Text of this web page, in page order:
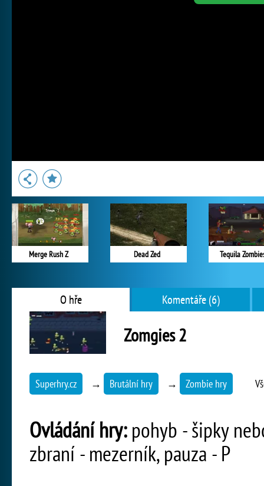
Merge Rush Z Dead Zed Tequila
O hře Komentáře (6)
Zomgies 2
Superhry.cz → Brutální hry → Zombie hry
Ovládání hry:pohyb - šipky
zbraní - mezerník, pauza - P